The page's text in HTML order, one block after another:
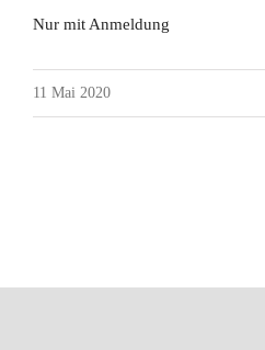
Nur mit Anmeldung
11 Mai 2020